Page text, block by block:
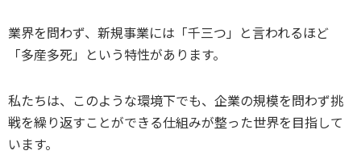
業界を問わず、新規事業には「千三つ」と言われるほど
「多産多死」という特性があります。
私たちは、このような環境下でも、企業の規模を問わず挑
戦を繰り返すことができる仕組みが整った世界を目指して
います。